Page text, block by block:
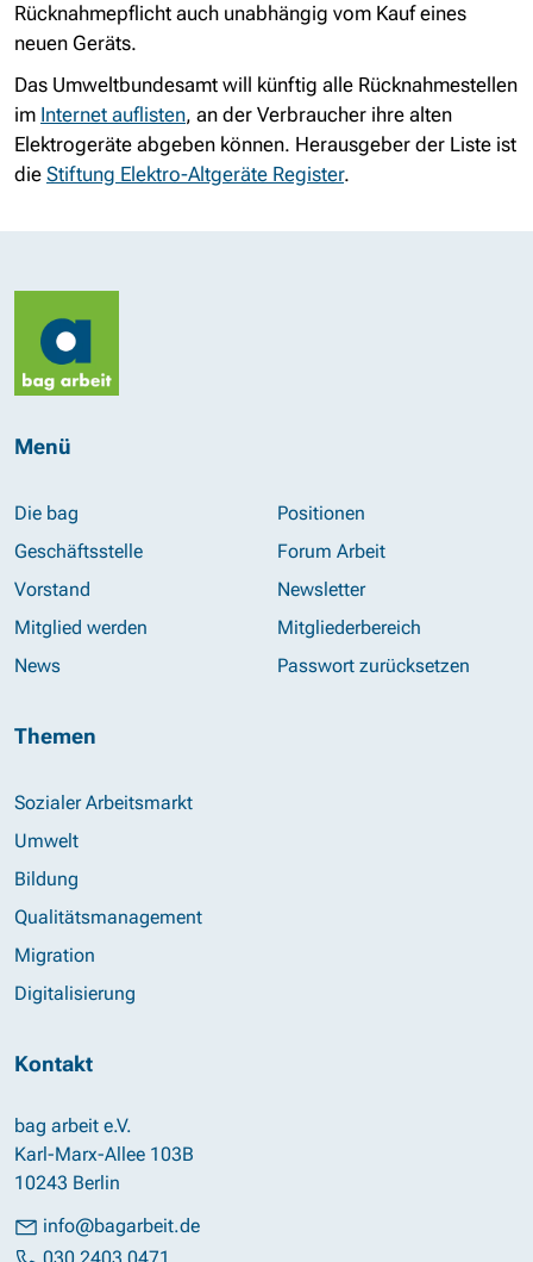
Rücknahmepflicht auch unabhängig vom Kauf eines
neuen Geräts.
Das Umweltbundesamt will künftig alle Rücknahmestellen
im Internet auflisten, an der Verbraucher ihre alten
Elektrogeräte abgeben können. Herausgeber der Liste ist
die Stiftung Elektro-Altgeräte Register.
Menü
Die bag
Geschäftsstelle
Vorstand
Mitglied werden
News
Positionen
Forum Arbeit
Newsletter
Mitgliederbereich
Passwort zurücksetzen
Themen
Sozialer Arbeitsmarkt
Umwelt
Bildung
Qualitätsmanagement
Migration
Digitalisierung
Kontakt
bag arbeit e.V.
Karl-Marx-Allee 103B
10243 Berlin
info@bagarbeit.de